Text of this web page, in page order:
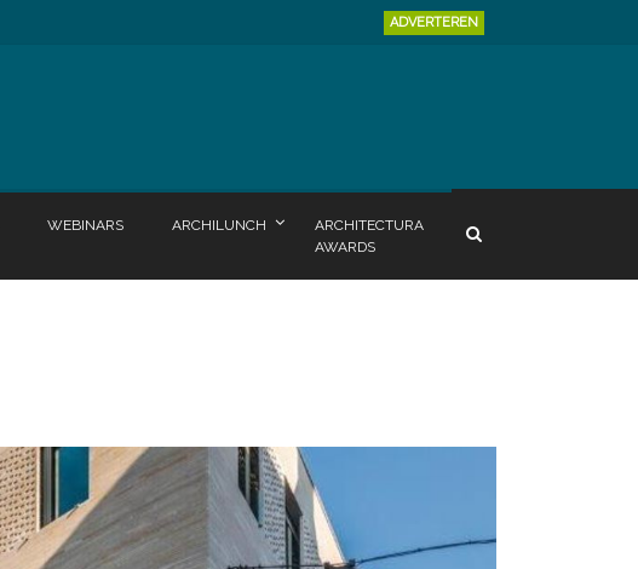
ADVERTEREN
WEBINARS ARCHILUNCH
ARCHITECTURA
AWARDS